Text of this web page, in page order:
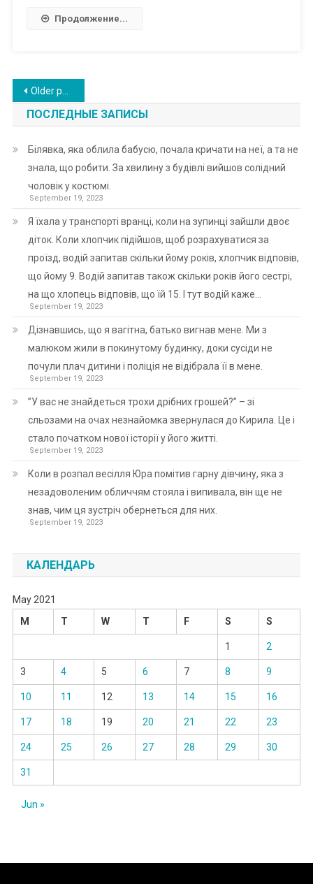
Продолжение...
Posts
navigation
Older posts
ПОСЛЕДНЫЕ ЗАПИСЫ
Білявка, яка облила бабусю, почала кричати на неї, а та не
знала, що робити. За хвилину з будівлі вийшов солідний
чоловік у костюмі.
September 19, 2023
Я їхала у транспорті вранці, коли на зупинці зайшли двоє
діток. Коли хлопчик підійшов, щоб розрахуватися за
проїзд, водій запитав скільки йому років, хлопчик відповів,
що йому 9. Водій запитав також скільки років його сестрі,
на що хлопець відповів, що їй 15. І тут водій каже…
September 19, 2023
Дізнавшись, що я вагітна, батько вигнав мене. Ми з
малюком жили в покинутому будинку, доки сусіди не
почули плач дитини і поліція не відібрала її в мене.
September 19, 2023
”У вас не знайдеться трохи дрібних грошей?” – зі
сльозами на очах незнайомка звернулася до Кирила. Це і
стало початком нової історії у його житті.
September 19, 2023
Коли в розпал весілля Юра помітив гарну дівчину, яка з
незадоволеним обличчям стояла і випивала, він ще не
знав, чим ця зустріч обернеться для них.
September 19, 2023
КАЛЕНДАРЬ
May 2021
M
T W T F S S
1 2
3 4 5 6 7 8 9
10 11 12 13 14 15 16
17 18 19 20 21 22 23
24 25 26 27 28 29 30
31
Jun »